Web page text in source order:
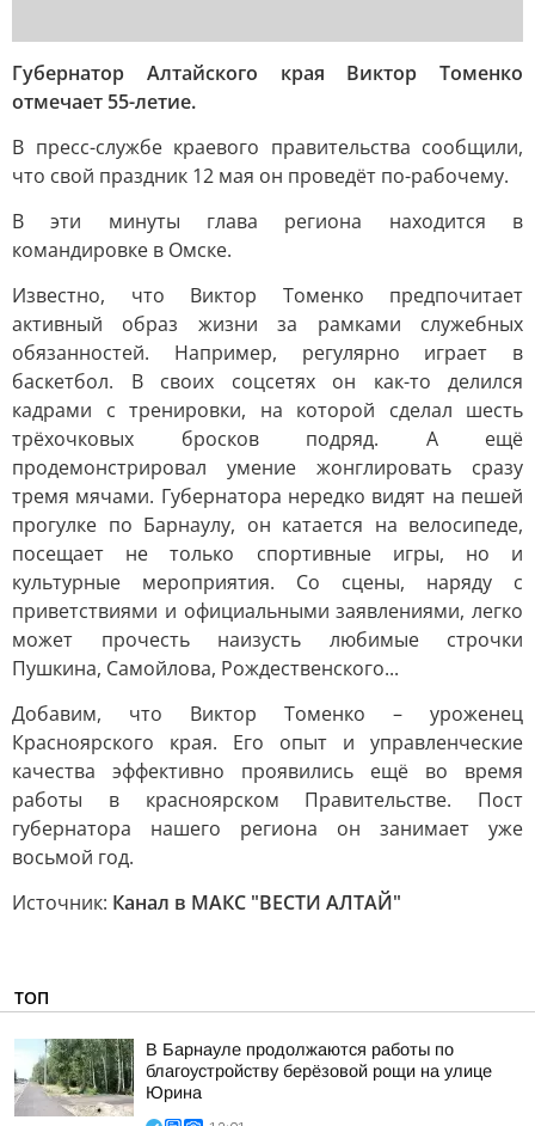
Губернатор Алтайского края Виктор Томенко
отмечает 55-летие.
В пресс-службе краевого правительства сообщили,
что свой праздник 12 мая он проведёт по-рабочему.
В эти минуты глава региона находится в
командировке в Омске.
Известно, что Виктор Томенко предпочитает
активный образ жизни за рамками служебных
обязанностей. Например, регулярно играет в
баскетбол. В своих соцсетях он как-то делился
кадрами с тренировки, на которой сделал шесть
трёхочковых бросков подряд. А ещё
продемонстрировал умение жонглировать сразу
тремя мячами. Губернатора нередко видят на пешей
прогулке по Барнаулу, он катается на велосипеде,
посещает не только спортивные игры, но и
культурные мероприятия. Со сцены, наряду с
приветствиями и официальными заявлениями, легко
может прочесть наизусть любимые строчки
Пушкина, Самойлова, Рождественского...
Добавим, что Виктор Томенко – уроженец
Красноярского края. Его опыт и управленческие
качества эффективно проявились ещё во время
работы в красноярском Правительстве. Пост
губернатора нашего региона он занимает уже
восьмой год.
Источник: Канал в МАКС "ВЕСТИ АЛТАЙ"
ТОП
В Барнауле продолжаются работы по
благоустройству берёзовой рощи на улице
Юрина